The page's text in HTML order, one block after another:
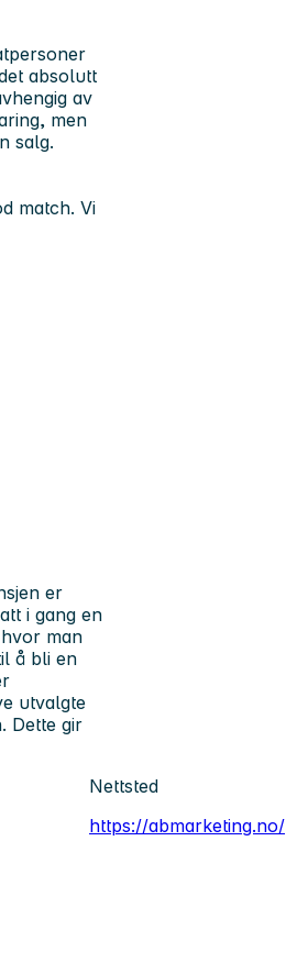
absolutt
av
men
salg.
match. Vi
er
i gang en
man
å bli en
utvalgte
Dette gir
Nettsted
https://abmarketing.no/